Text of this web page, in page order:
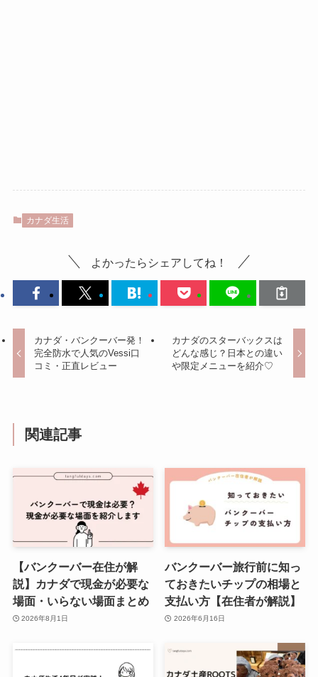
カナダ生活
よかったらシェアしてね！
カナダ・バンクーバー発！
完全防水で人気のVessi口
コミ・正直レビュー
カナダのスターバックスは
どんな感じ？日本との違い
や限定メニューを紹介♡
関連記事
【バンクーバー在住が解
説】カナダで現金が必要な
場面・いらない場面まとめ
2026年8月1日
バンクーバー旅行前に知っ
ておきたいチップの相場と
支払い方【在住者が解説】
2026年6月16日